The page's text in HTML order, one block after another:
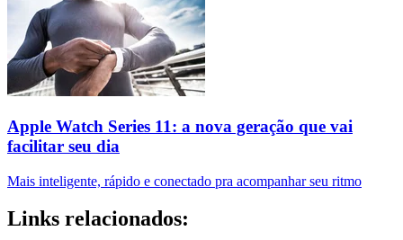
Apple Watch Series 11: a nova geração que vai
facilitar seu dia
Mais inteligente, rápido e conectado pra acompanhar seu ritmo
Links relacionados: